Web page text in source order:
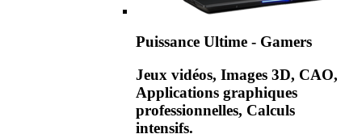
Puissance Ultime - Gamers
Jeux vidéos, Images 3D, CAO,
Applications graphiques
professionnelles, Calculs
intensifs.